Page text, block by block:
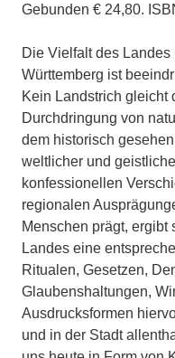
Gebunden € 24,80.
Die Vielfalt des Landes
Württemberg ist
Kein Landstrich gleicht
Durchdringung von
dem historisch
weltlicher und
konfessionellen
regionalen
Menschen prägt,
Landes eine
Ritualen, Gesetzen,
Glaubenshaltungen,
Ausdrucksformen
und in der Stadt